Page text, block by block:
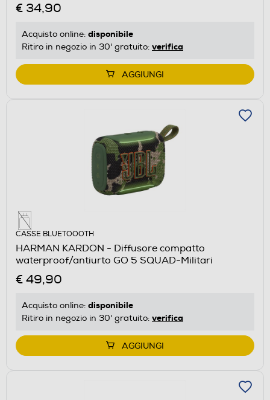
€ 34,90
Acquisto online: disponibile
Ritiro in negozio in 30' gratuito: verifica
AGGIUNGI
CASSE BLUETOOOTH
HARMAN KARDON - Diffusore compatto
waterproof/antiurto GO 5 SQUAD-Militari
€ 49,90
Acquisto online: disponibile
Ritiro in negozio in 30' gratuito: verifica
AGGIUNGI